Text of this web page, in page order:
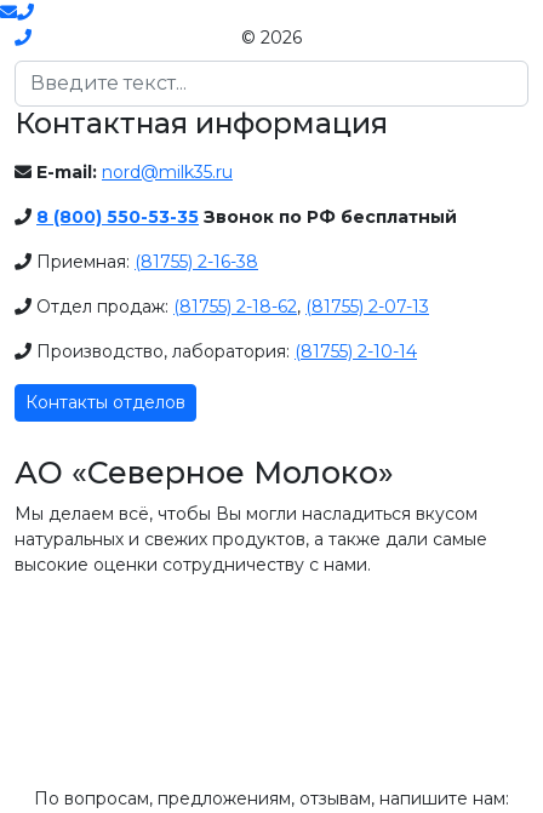
© 2026
Поиск
Контактная информация
E-mail: nord@milk35.ru
8 (800) 550-53-35 Звонок по РФ бесплатный
Приемная: (81755) 2-16-38
Отдел продаж: (81755) 2-18-62, (81755) 2-07-13
Производство, лаборатория: (81755) 2-10-14
Контакты отделов
АО «Северное Молоко»
Мы делаем всё, чтобы Вы могли насладиться вкусом
натуральных и свежих продуктов, а также дали самые
высокие оценки сотрудничеству с нами.
По вопросам, предложениям, отзывам, напишите нам: